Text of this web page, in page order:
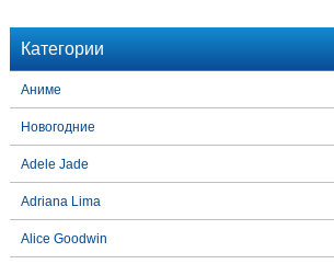
Категории
Аниме
Новогодние
Adele Jade
Adriana Lima
Alice Goodwin